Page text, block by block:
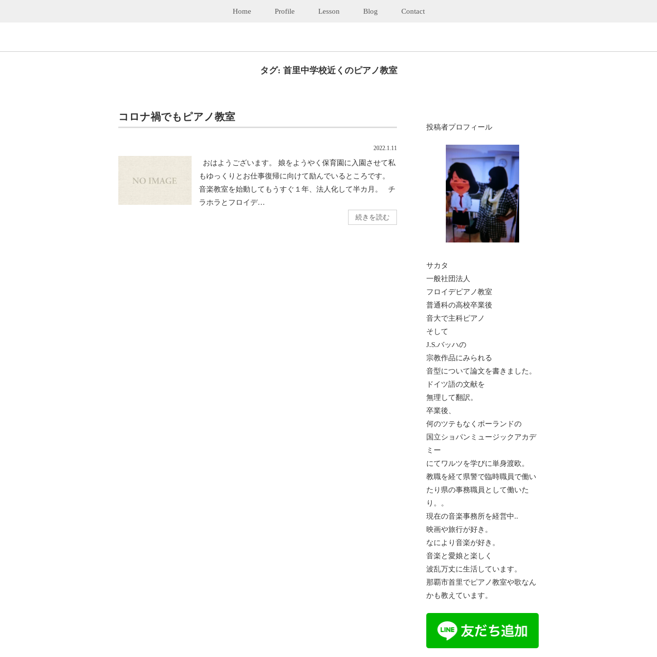
Home Profile Lesson Blog Contact
タグ: 首里中学校近くのピアノ教室
コロナ禍でもピアノ教室
2022.1.11
おはようございます。 娘をようやく保育園に入園させて私
もゆっくりとお仕事復帰に向けて励んでいるところです。
音楽教室を始動してもうすぐ１年、法人化して半カ月。 チ
ラホラとフロイデ…
続きを読む
投稿者プロフィール
サカタ
一般社団法人
フロイデピアノ教室
普通科の高校卒業後
音大で主科ピアノ
そして
J.S.バッハの
宗教作品にみられる
音型について論文を書きました。
ドイツ語の文献を
無理して翻訳。
卒業後、
何のツテもなくポーランドの
国立ショパンミュージックアカデ
ミー
にてワルツを学びに単身渡欧。
教職を経て県警で臨時職員で働い
たり県の事務職員として働いた
り。。
現在の音楽事務所を経営中..
映画や旅行が好き。
なにより音楽が好き。
音楽と愛娘と楽しく
波乱万丈に生活しています。
那覇市首里でピアノ教室や歌なん
かも教えています。